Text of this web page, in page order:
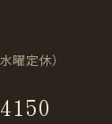
曜定休）